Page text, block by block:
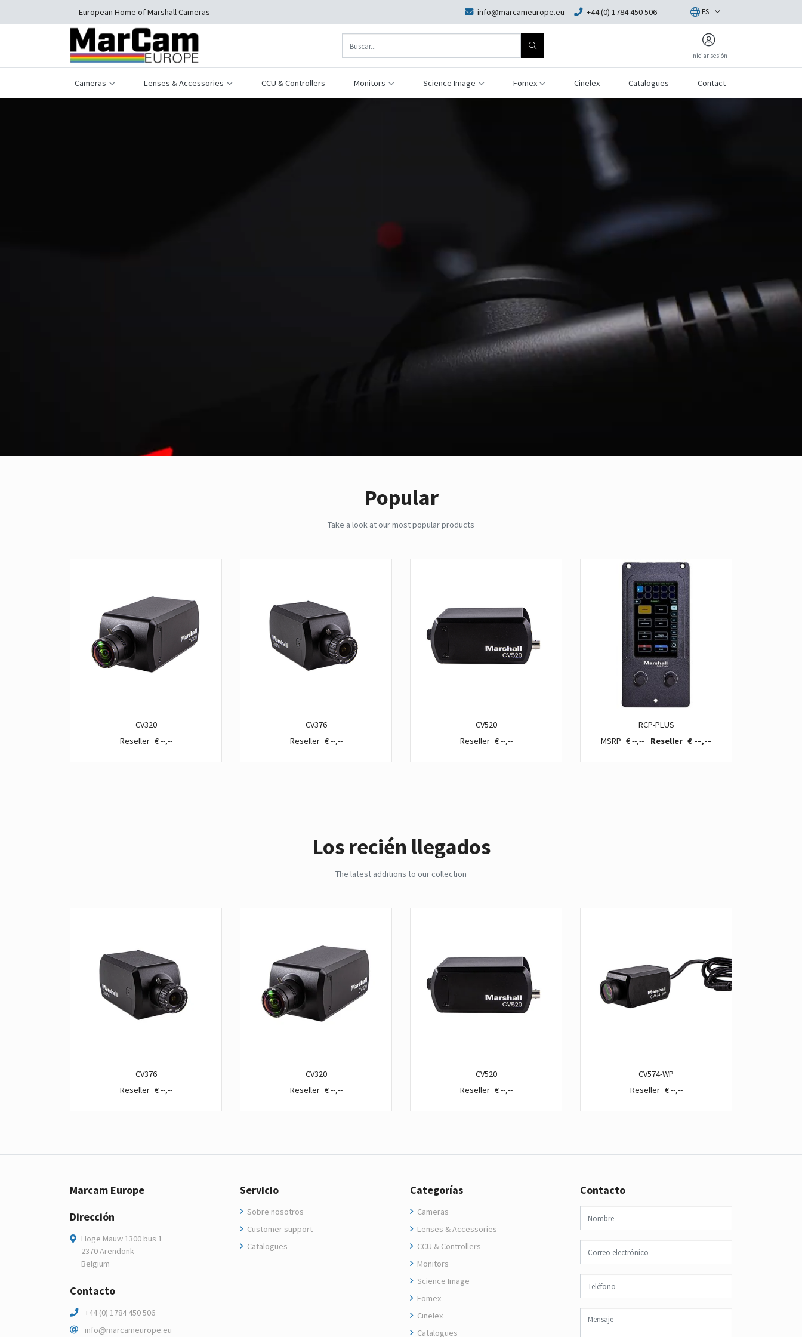
European Home of Marshall Cameras info@marcameurope.eu +44 (0) 1784 450 506 ES
Iniciar sesión
Cameras Lenses & Accessories CCU & Controllers Monitors Science Image Fomex Cinelex Catalogues Contact
Popular
Take a look at our most popular products
CV320
€ --,--
CV376
€ --,--
CV520
€ --,--
RCP-PLUS
€ --,--
€ --,--
Los recién llegados
The latest additions to our collection
CV376
€ --,--
CV320
€ --,--
CV520
€ --,--
CV574-WP
€ --,--
Marcam Europe
Dirección
Hoge Mauw 1300 bus 1
2370 Arendonk
Belgium
Contacto
+44 (0) 1784 450 506
info@marcameurope.eu
Servicio
Sobre nosotros
Customer support
Catalogues
Categorías
Cameras
Lenses & Accessories
CCU & Controllers
Monitors
Science Image
Fomex
Cinelex
Catalogues
Contacto